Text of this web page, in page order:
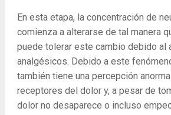
En esta etapa, la concentración de
comienza a alterarse de tal manera
puede tolerar este cambio debido al
analgésicos. Debido a este
también tiene una percepción
receptores del dolor y, a pesar de
dolor no desaparece o incluso